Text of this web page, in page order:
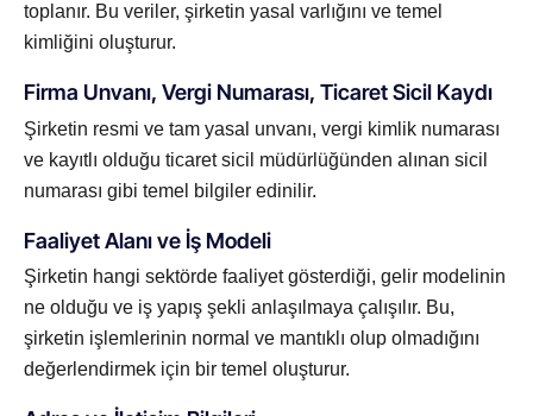
toplanır. Bu veriler, şirketin yasal varlığını ve temel
kimliğini oluşturur.
Firma Unvanı, Vergi Numarası, Ticaret Sicil Kaydı
Şirketin resmi ve tam yasal unvanı, vergi kimlik numarası
ve kayıtlı olduğu ticaret sicil müdürlüğünden alınan sicil
numarası gibi temel bilgiler edinilir.
Faaliyet Alanı ve İş Modeli
Şirketin hangi sektörde faaliyet gösterdiği, gelir modelinin
ne olduğu ve iş yapış şekli anlaşılmaya çalışılır. Bu,
şirketin işlemlerinin normal ve mantıklı olup olmadığını
değerlendirmek için bir temel oluşturur.